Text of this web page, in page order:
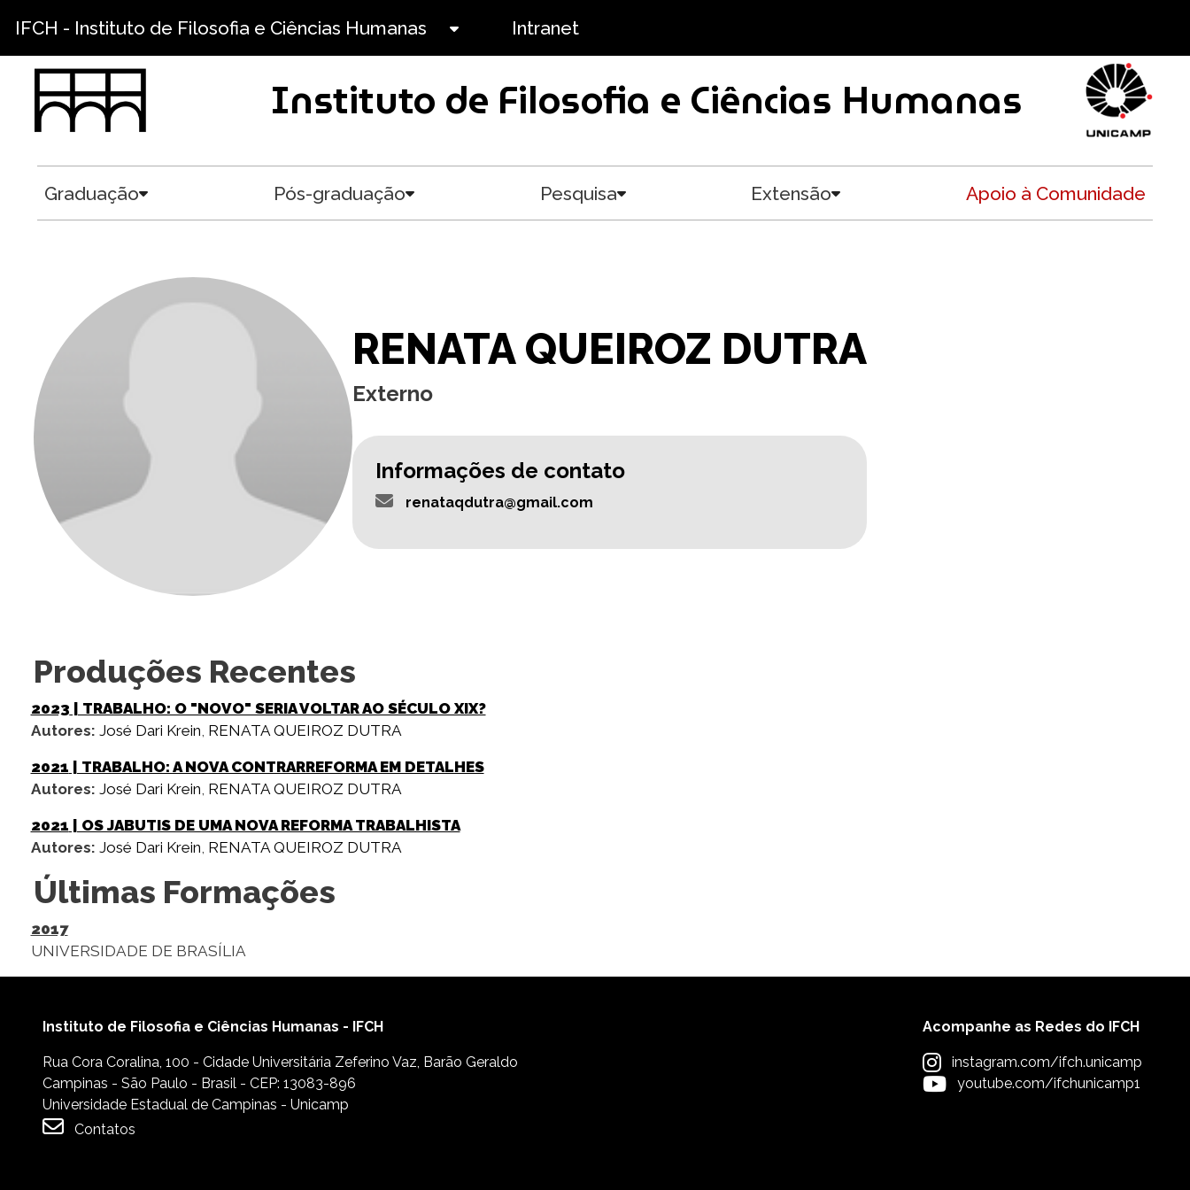
IFCH - Instituto de Filosofia e Ciências Humanas Intranet
Instituto de Filosofia e Ciências Humanas
Graduação Pós-graduação Pesquisa Extensão Apoio à Comunidade
RENATA QUEIROZ DUTRA
Externo
Informações de contato
renataqdutra@gmail.com
Produções Recentes
2023 | TRABALHO: O "NOVO" SERIA VOLTAR AO SÉCULO XIX?
Autores: José Dari Krein, RENATA QUEIROZ DUTRA
2021 | TRABALHO: A NOVA CONTRARREFORMA EM DETALHES
Autores: José Dari Krein, RENATA QUEIROZ DUTRA
2021 | OS JABUTIS DE UMA NOVA REFORMA TRABALHISTA
Autores: José Dari Krein, RENATA QUEIROZ DUTRA
Últimas Formações
2017
UNIVERSIDADE DE BRASÍLIA
Instituto de Filosofia e Ciências Humanas - IFCH
Rua Cora Coralina, 100 - Cidade Universitária Zeferino Vaz, Barão Geraldo
Campinas - São Paulo - Brasil - CEP: 13083-896
Universidade Estadual de Campinas - Unicamp
Contatos
Acompanhe as Redes do IFCH
instagram.com/ifch.unicamp
youtube.com/ifchunicamp1